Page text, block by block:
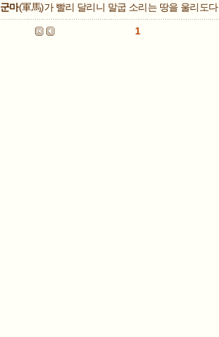
군마(軍馬)가 빨리 달리니 말굽 소리는 땅을 울리도다
1